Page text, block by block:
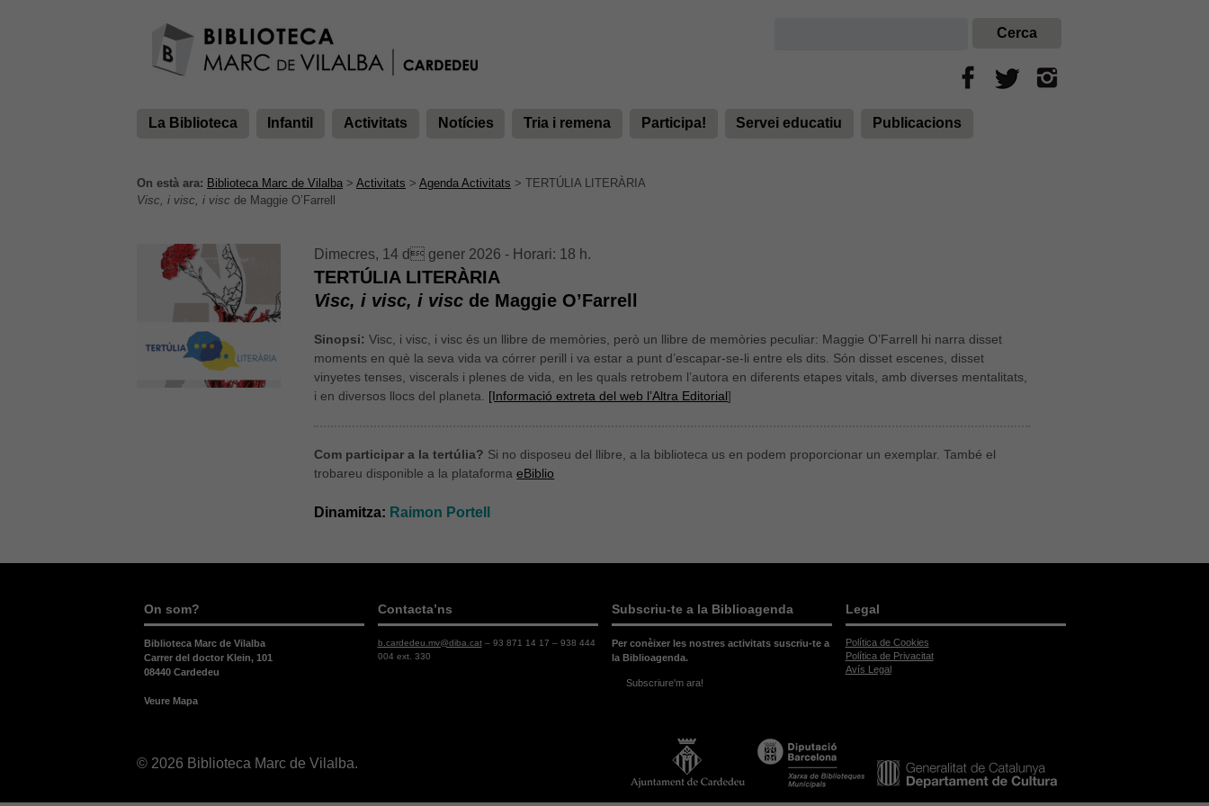
La Biblioteca Infantil Activitats Notícies Tria i remena Participa! Servei educatiu Publicacions
On està ara: Biblioteca Marc de Vilalba > Activitats > Agenda Activitats > TERTÚLIA LITERÀRIA
Visc, i visc, i visc de Maggie O’Farrell
Dimecres, 14 d gener 2026 - Horari: 18 h.
TERTÚLIA LITERÀRIA
Visc, i visc, i visc de Maggie O’Farrell
Sinopsi:Visc, i visc, i visc és un llibre de memòries, però un llibre de memòries peculiar: Maggie O’Farrell hi narra disset
moments en què la seva vida va córrer perill i va estar a punt d’escapar-se-li entre els dits. Són disset escenes, disset
vinyetes tenses, viscerals i plenes de vida, en les quals retrobem l’autora en diferents etapes vitals, amb diverses mentalitats,
i en diversos llocs del planeta. [Informació extreta del web l’Altra Editorial]
Com participar a la tertúlia? Si no disposeu del llibre, a la biblioteca us en podem proporcionar un exemplar. També el
trobareu disponible a la plataformaeBiblio
Dinamitza: Raimon Portell
On som?
Biblioteca Marc de Vilalba
Carrer del doctor Klein, 101
08440 Cardedeu
Veure Mapa
Contacta’ns
b.cardedeu.mv@diba.cat– 93 871 14 17 – 938 444
004 ext. 330
Subscriu-te a la Biblioagenda
Per conèixer les nostres activitats suscriu-te a
la Biblioagenda.
Subscriure'm ara!
Legal
Política de Cookies
Política de Privacitat
Avís Legal
© 2026 Biblioteca Marc de Vilalba.